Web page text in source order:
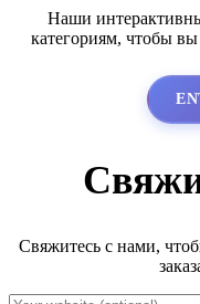
Наши
категориям, чтобы
Свяжитесь с нами,